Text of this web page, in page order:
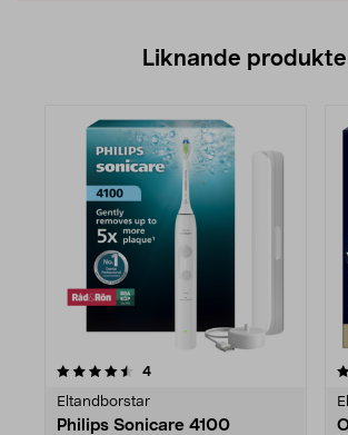
Liknande
4recensioner
Eltandborstar
Philips Sonicare 4100
4.5av 5 stjärnor